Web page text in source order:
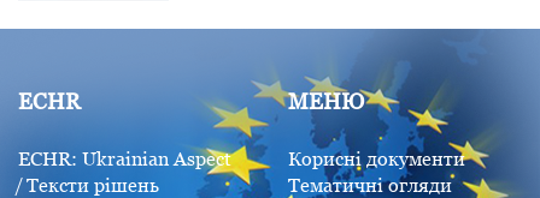
ECHR
ECHR: Ukrainian Aspect
Тексти рішень
МЕНЮ
Корисні документи
Тематичні огляди